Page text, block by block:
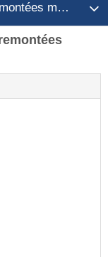
mécaniques